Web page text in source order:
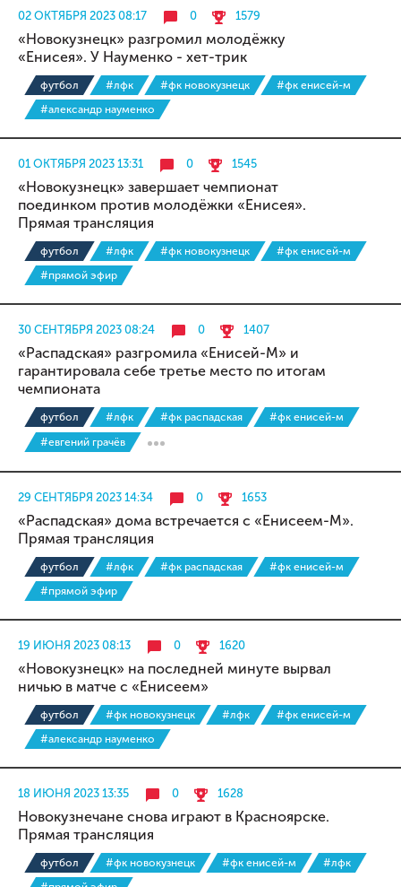
02 ОКТЯБРЯ 2023 08:17 0 1579
«Новокузнецк» разгромил молодёжку
«Енисея». У Науменко - хет-трик
футбол #лфк #фк новокузнецк
#фк енисей-м
#александр науменко
01 ОКТЯБРЯ 2023 13:31 0 1545
«Новокузнецк» завершает чемпионат
поединком против молодёжки «Енисея».
Прямая трансляция
футбол #лфк #фк новокузнецк
#фк енисей-м
#прямой эфир
30 СЕНТЯБРЯ 2023 08:24 0 1407
«Распадская» разгромила «Енисей-М» и
гарантировала себе третье место по итогам
чемпионата
футбол #лфк #фк распадская
#фк енисей-м
#евгений грачёв
29 СЕНТЯБРЯ 2023 14:34 0 1653
«Распадская» дома встречается с «Енисеем-М».
Прямая трансляция
футбол #лфк #фк распадская
#фк енисей-м
#прямой эфир
19 ИЮНЯ 2023 08:13 0 1620
«Новокузнецк» на последней минуте вырвал
ничью в матче с «Енисеем»
футбол #фк новокузнецк #лфк
#фк енисей-м
#александр науменко
18 ИЮНЯ 2023 13:35 0 1628
Новокузнечане снова играют в Красноярске.
Прямая трансляция
футбол #фк новокузнецк #фк енисей-м
#лфк